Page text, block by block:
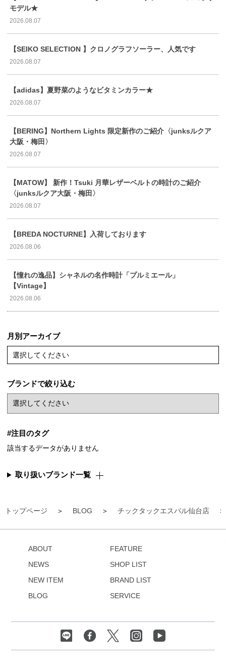
トップページ BLOG チックタックエスパル仙台店
モデル★
2026.08.07
【SEIKO SELECTION 】クロノグラフソーラー、人気です
2026.08.07
【adidas】夏野菜のようなビタミンカラー★
2026.08.07
【BERING】Northern Lights 限定新作のご紹介〈junksルクア
大阪・梅田〉
2026.08.07
【MATOW】 新作！Tsuki 月華レザーベルトの時計のご紹介
〈junksルクア大阪・梅田〉
2026.08.07
【BREDA NOCTURNE】入荷しております
2026.08.06
【憧れの逸品】シャネルの名作時計「プルミエール」
【Vintage】
2026.08.06
月別アーカイブ
選択してください
ブランドで絞り込む
#注目のタグ
該当するデータがありません
取り扱いブランド一覧
ABOUT
NEWS
NEW ITEM
BLOG
FEATURE
SHOP LIST
BRAND LIST
SERVICE